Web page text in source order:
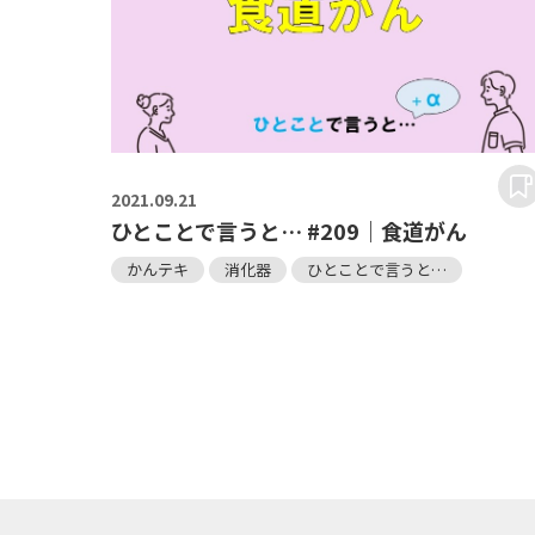
2021.09.21
ひとことで言うと… #209｜食道がん
かんテキ 消化器 ひとことで言うと…